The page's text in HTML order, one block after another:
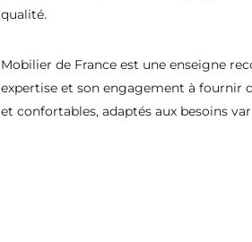
qualité.
Mobilier de France est une enseigne
expertise et son engagement à fournir
et confortables, adaptés aux besoins